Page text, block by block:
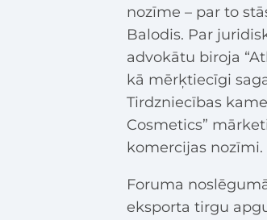
nozīme – par to
Balodis. Par
advokātu biroja
kā mērķtiecīgi
Tirdzniecības
Cosmetics”
komercijas nozīmi.
Foruma
eksporta tirgu